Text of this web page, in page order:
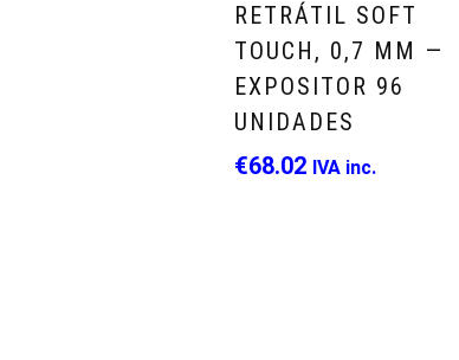
RETRÁTIL SOFT
TOUCH, 0,7 MM —
EXPOSITOR 96
UNIDADES
€68.02 IVA inc.